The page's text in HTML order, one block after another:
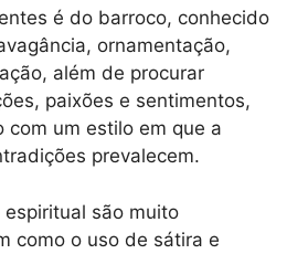
é do barroco, conhecido
ornamentação,
além de procurar
paixões e sentimentos,
com um estilo em que a
prevalecem.
são muito
como o uso de sátira e